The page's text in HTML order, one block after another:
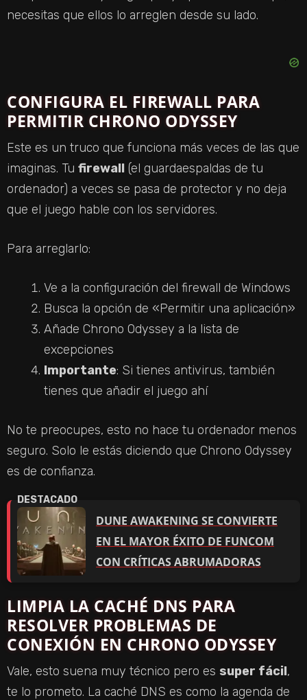
necesitas que ellos lo arreglen desde su lado.
CONFIGURA EL FIREWALL PARA
PERMITIR CHRONO ODYSSEY
Este es un truco que funciona más veces de las que
imaginas. Tu firewall (el guardaespaldas de tu
ordenador) a veces se pasa de protector y no deja
que el juego hable con los servidores.
Para arreglarlo:
Ve a la configuración del firewall de Windows
Busca la opción de «Permitir una aplicación»
Añade Chrono Odyssey a la lista de
excepciones
Importante: Si tienes antivirus, también
tienes que añadir el juego ahí
No te preocupes, esto no hace tu ordenador menos
seguro. Solo le estás diciendo que Chrono Odyssey
es de confianza.
DUNE AWAKENING SE CONVIERTE
EN EL MAYOR ÉXITO DE FUNCOM
CON CRÍTICAS ABRUMADORAS
LIMPIA LA CACHÉ DNS PARA
RESOLVER PROBLEMAS DE
CONEXIÓN EN CHRONO ODYSSEY
Vale, esto suena muy técnico pero es super fácil,
te lo prometo. La caché DNS es como la agenda de